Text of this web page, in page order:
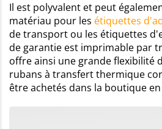
Il est polyvalent et peut
matériau pour les étiquettes
de transport ou les étiquettes
de garantie est imprimable par
offre ainsi une grande flexibilité
rubans à transfert thermique
être achetés dans la boutique